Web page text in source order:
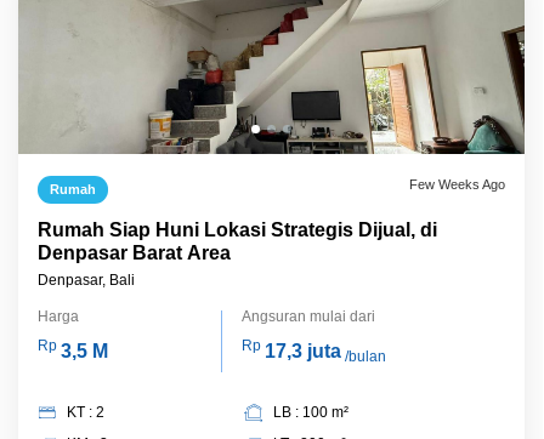
Rumah Few Weeks Ago
Rumah Siap Huni Lokasi Strategis Dijual, di
Denpasar Barat Area
Denpasar, Bali
Harga
Rp 3,5 M
Angsuran mulai dari
Rp 17,3 juta/bulan
KT : 2
LB : 100 m²